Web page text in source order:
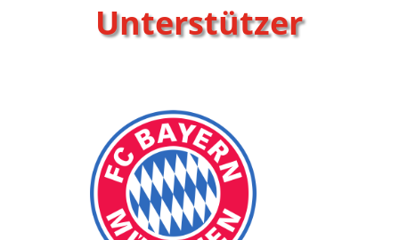
Unterstützer